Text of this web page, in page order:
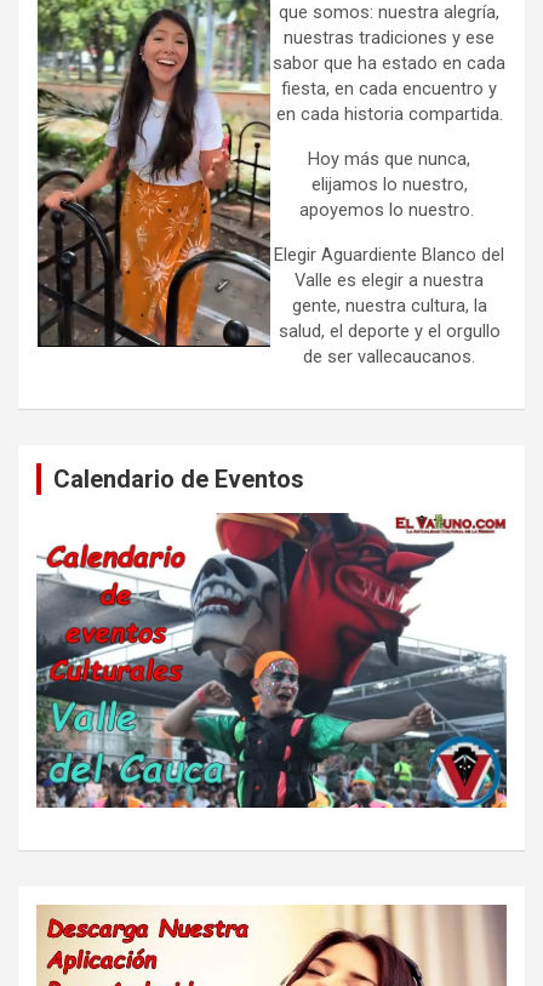
que somos: nuestra alegría,
nuestras tradiciones y ese
sabor que ha estado en cada
fiesta, en cada encuentro y
en cada historia compartida.
Hoy más que nunca,
elijamos lo nuestro,
apoyemos lo nuestro.
Elegir Aguardiente Blanco del
Valle es elegir a nuestra
gente, nuestra cultura, la
salud, el deporte y el orgullo
de ser vallecaucanos.
Calendario de Eventos